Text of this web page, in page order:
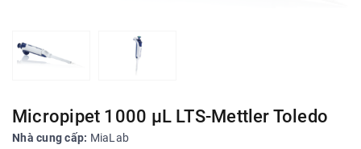
Micropipet 1000 µL LTS-Mettler Toledo
Nhà cung cấp: MiaLab